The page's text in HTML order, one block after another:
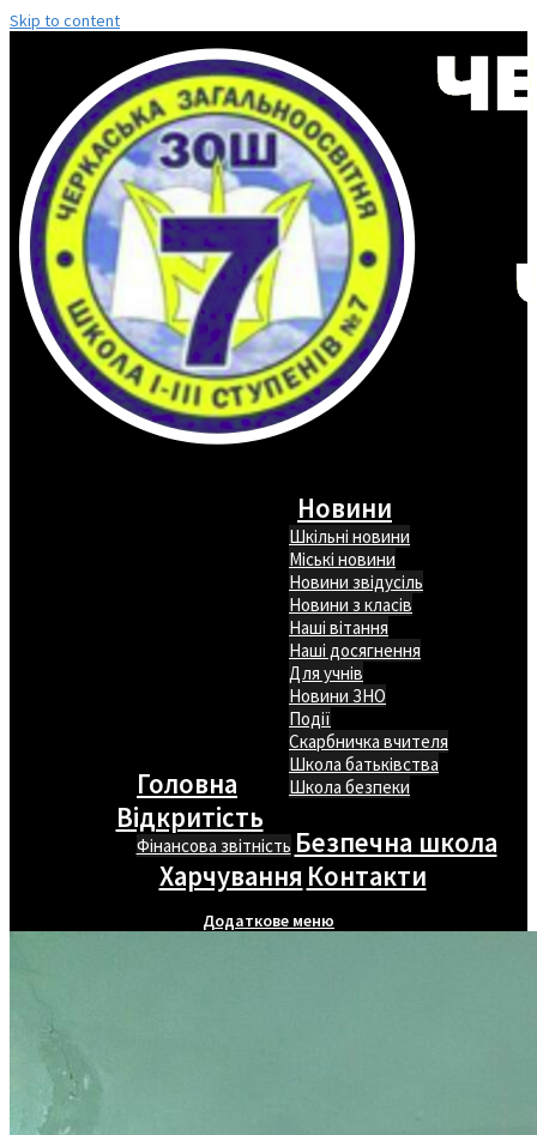
Skip to content
Головна
Новини
Шкільні новини
Міські новини
Новини звідусіль
Новини з класів
Наші вітання
Наші досягнення
Для учнів
Новини ЗНО
Події
Скарбничка вчителя
Школа батьківства
Школа безпеки
Відкритість
Фінансова звітність Безпечна школа
Харчування Контакти
Додаткове меню